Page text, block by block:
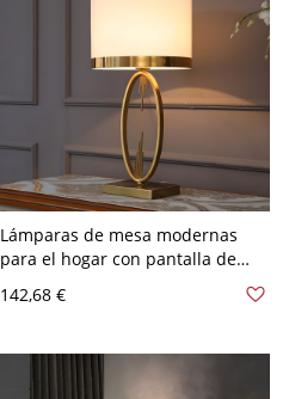
Lámparas de mesa modernas
para el hogar con pantalla de
dormitorio - 110 A 120 V Blanco
142,68 €